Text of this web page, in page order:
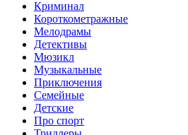
Криминал
Короткометражные
Мелодрамы
Детективы
Мюзикл
Музыкальные
Приключения
Семейные
Детские
Про спорт